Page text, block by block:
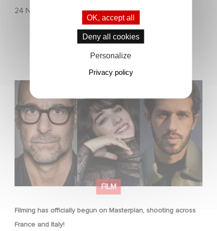
24 November 2025
FILM
Filming has officially begun on Masterplan, shooting across
France and Italy!
Filming has officially begun on Masterplan, shooting
across France and Italy!
OK, accept all
Deny all cookies
Personalize
Privacy policy